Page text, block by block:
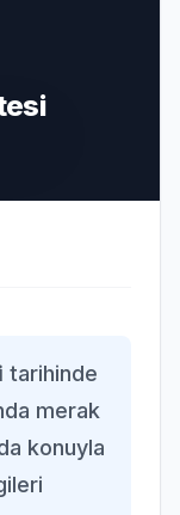
tarihinde
merak
konuyla